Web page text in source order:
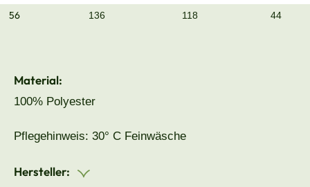
56 136 118 44
Material:
100% Polyester
Pflegehinweis: 30° C Feinwäsche
Hersteller: